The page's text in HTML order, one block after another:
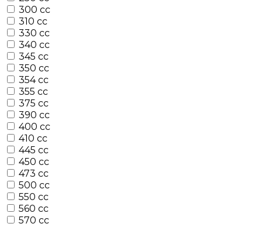
300 cc
310 cc
330 cc
340 cc
345 cc
350 cc
354 cc
355 cc
375 cc
390 cc
400 cc
410 cc
445 cc
450 cc
473 cc
500 cc
550 cc
560 cc
570 cc